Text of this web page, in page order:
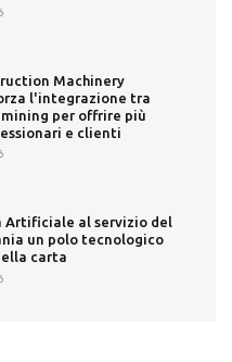
Machinery
l'integrazione tra
per offrire più
e clienti
Artificiale al servizio del
un polo tecnologico
carta